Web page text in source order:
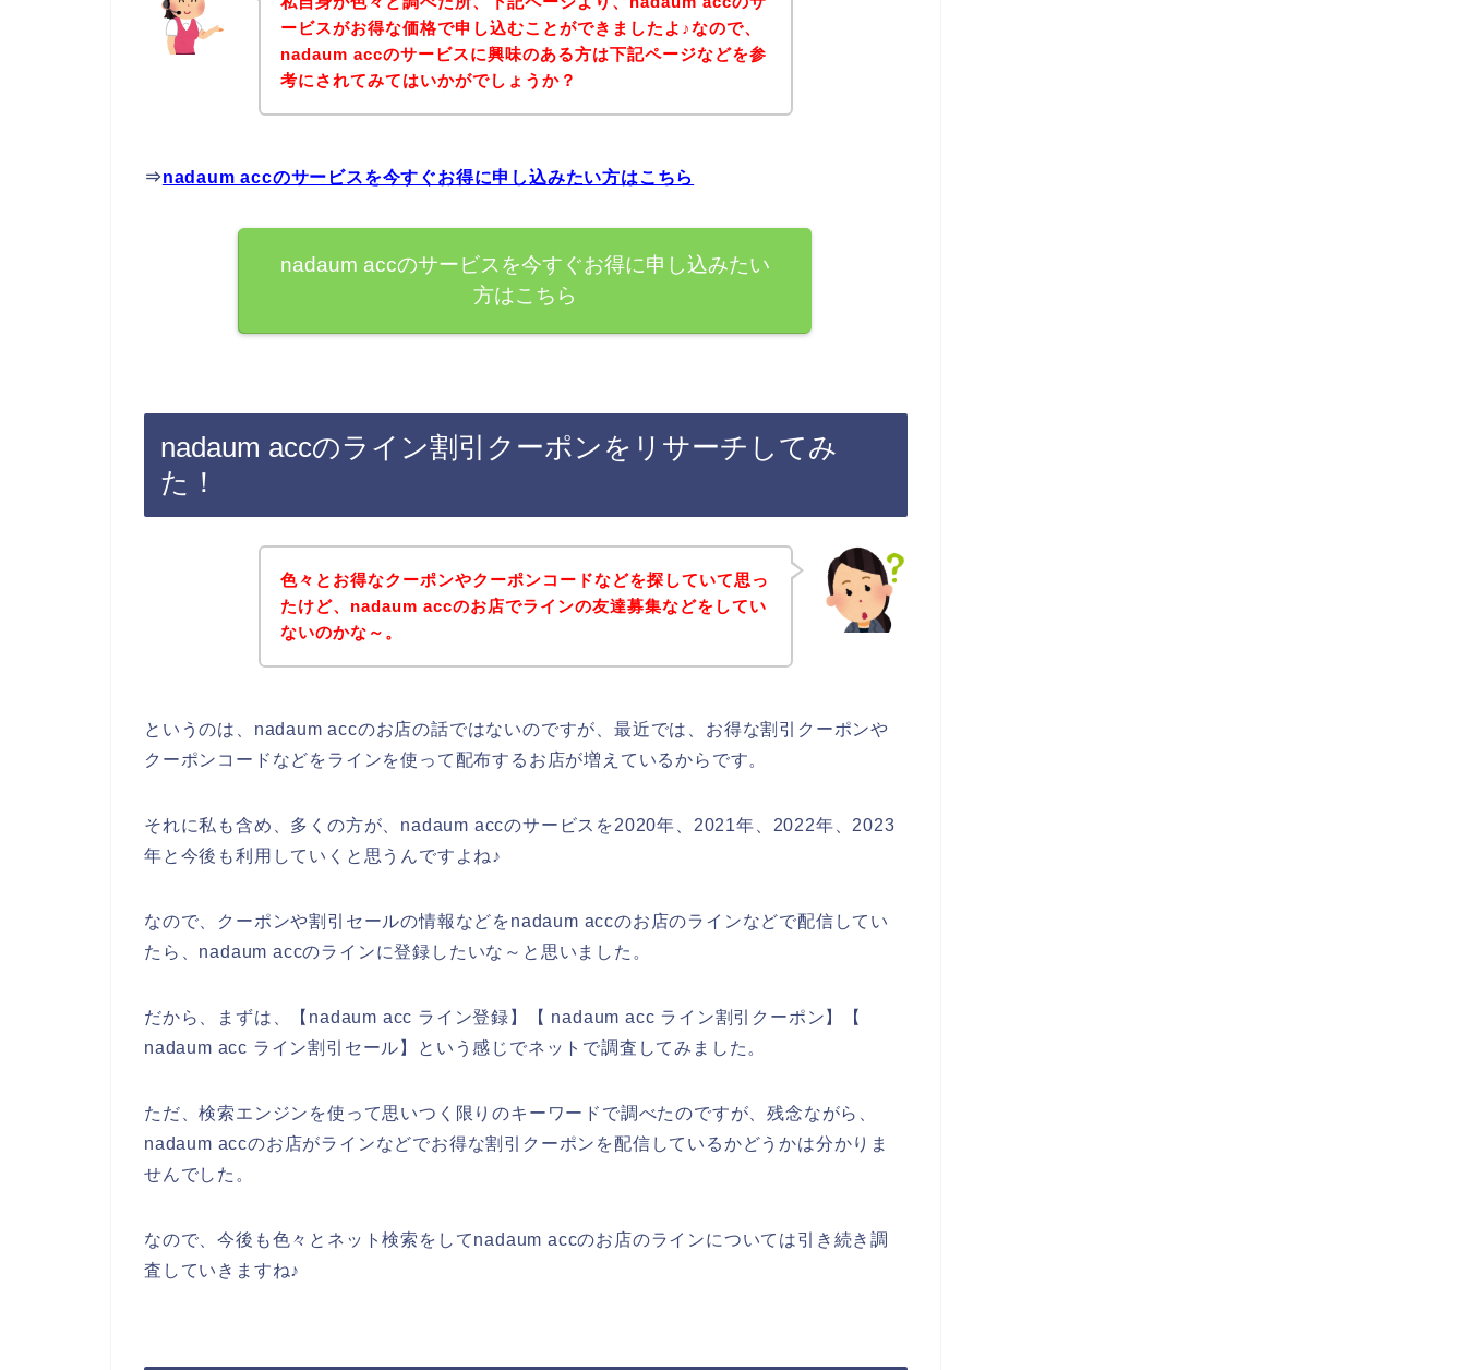
ービスがお得な価格で申し込むことができましたよ♪なので、
nadaum accのサービスに興味のある方は下記ページなどを参
考にされてみてはいかがでしょうか？
⇒nadaum accのサービスを今すぐお得に申し込みたい方はこちら
nadaum accのサービスを今すぐお得に申し込みたい
方はこちら
nadaum accのライン割引クーポンをリサーチしてみ
た！
色々とお得なクーポンやクーポンコードなどを探していて思っ
たけど、nadaum accのお店でラインの友達募集などをしてい
ないのかな～。
というのは、nadaum accのお店の話ではないのですが、最近では、お得な割引クーポンや
クーポンコードなどをラインを使って配布するお店が増えているからです。
それに私も含め、多くの方が、nadaum accのサービスを2020年、2021年、2022年、2023
年と今後も利用していくと思うんですよね♪
なので、クーポンや割引セールの情報などをnadaum accのお店のラインなどで配信してい
たら、nadaum accのラインに登録したいな～と思いました。
だから、まずは、【nadaum acc ライン登録】【 nadaum acc ライン割引クーポン】【
nadaum acc ライン割引セール】という感じでネットで調査してみました。
ただ、検索エンジンを使って思いつく限りのキーワードで調べたのですが、残念ながら、
nadaum accのお店がラインなどでお得な割引クーポンを配信しているかどうかは分かりま
せんでした。
なので、今後も色々とネット検索をしてnadaum accのお店のラインについては引き続き調
査していきますね♪